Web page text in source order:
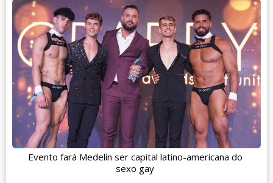
Evento fará Medelín ser capital latino-americana do
sexo gay